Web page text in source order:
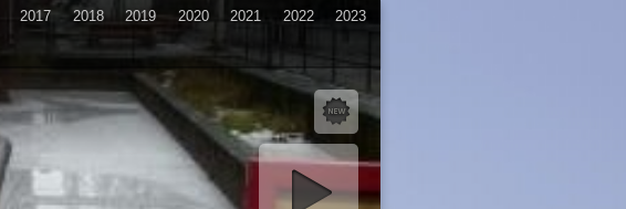
2017 2018 2019 2020 2021 2022
2023
Diashow starten